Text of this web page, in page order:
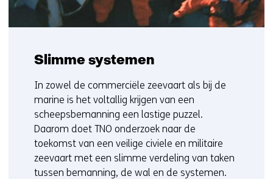
Slimme systemen
In zowel de commerciële zeevaart als bij de
marine is het voltallig krijgen van een
scheepsbemanning een lastige puzzel.
Daarom doet TNO onderzoek naar de
toekomst van een veilige civiele en militaire
zeevaart met een slimme verdeling van taken
tussen bemanning, de wal en de systemen.